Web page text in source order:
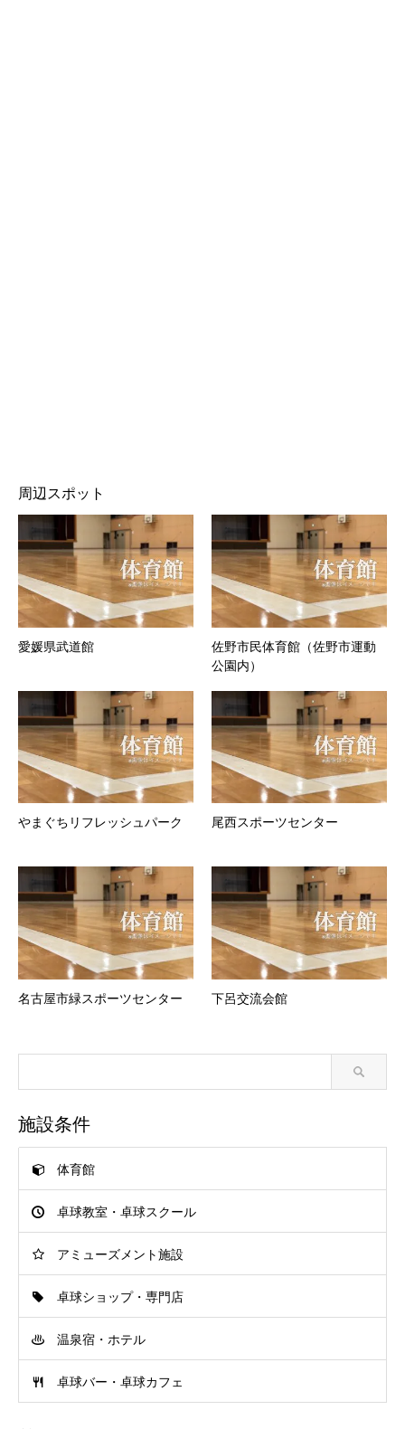
周辺スポット
愛媛県武道館
佐野市民体育館（佐野市運動
公園内）
やまぐちリフレッシュパーク 尾西スポーツセンター
名古屋市緑スポーツセンター 下呂交流会館
施設条件
体育館
卓球教室・卓球スクール
アミューズメント施設
卓球ショップ・専門店
温泉宿・ホテル
卓球バー・卓球カフェ